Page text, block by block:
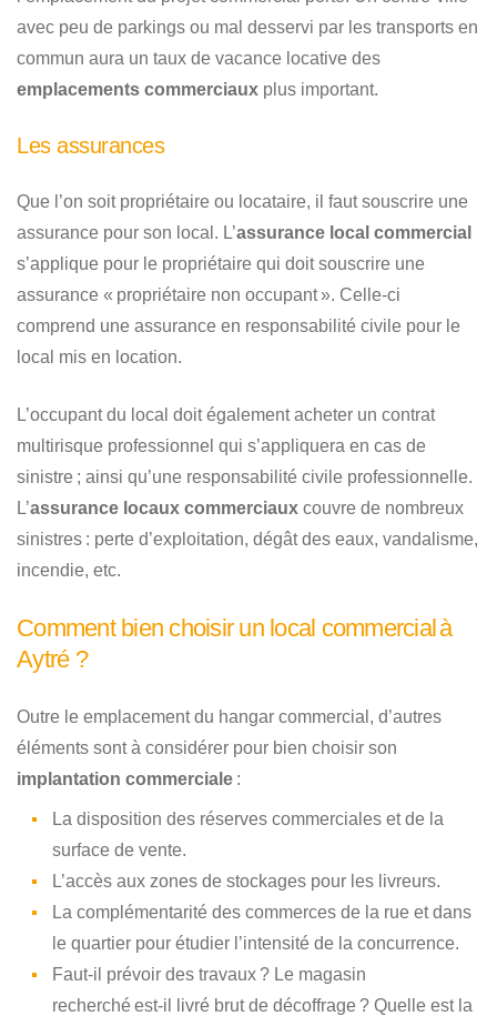
avec peu de parkings ou mal desservi par les transports en
commun aura un taux de vacance locative des
emplacements commerciaux plus important.
Les assurances
Que l’on soit propriétaire ou locataire, il faut souscrire une
assurance pour son local. L’assurance local commercial
s’applique pour le propriétaire qui doit souscrire une
assurance « propriétaire non occupant ». Celle-ci
comprend une assurance en responsabilité civile pour le
local mis en location.
L’occupant du local doit également acheter un contrat
multirisque professionnel qui s’appliquera en cas de
sinistre ; ainsi qu’une responsabilité civile professionnelle.
L’assurance locaux commerciaux couvre de nombreux
sinistres : perte d’exploitation, dégât des eaux, vandalisme,
incendie, etc.
Comment bien choisir un local commercial à
Aytré ?
Outre le emplacement du hangar commercial, d’autres
éléments sont à considérer pour bien choisir son
implantation commerciale :
La disposition des réserves commerciales et de la
surface de vente.
L’accès aux zones de stockages pour les livreurs.
La complémentarité des commerces de la rue et dans
le quartier pour étudier l’intensité de la concurrence.
Faut-il prévoir des travaux ? Le magasin
recherché est-il livré brut de décoffrage ? Quelle est la